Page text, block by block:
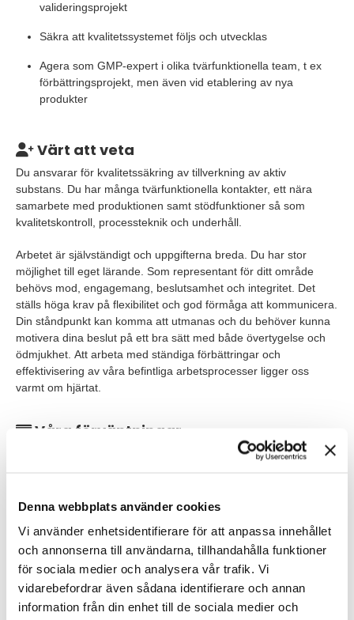
Denna webbplats använder cookies
Vi använder enhetsidentifierare för att anpassa innehållet
och annonserna till användarna, tillhandahålla funktioner
för sociala medier och analysera vår trafik. Vi
vidarebefordrar även sådana identifierare och annan
information från din enhet till de sociala medier och
valideringsprojekt
Säkra att kvalitetssystemet följs och utvecklas
Agera som GMP-expert i olika tvärfunktionella team, t ex
förbättringsprojekt, men även vid etablering av nya
produkter
Värt att veta
Du ansvarar för kvalitetssäkring av tillverkning av aktiv
substans. Du har många tvärfunktionella kontakter, ett nära
samarbete med produktionen samt stödfunktioner så som
kvalitetskontroll, processteknik och underhåll.
Arbetet är självständigt och uppgifterna breda. Du har stor
möjlighet till eget lärande. Som representant för ditt område
behövs mod, engagemang, beslutsamhet och integritet. Det
ställs höga krav på flexibilitet och god förmåga att kommunicera.
Din ståndpunkt kan komma att utmanas och du behöver kunna
motivera dina beslut på ett bra sätt med både övertygelse och
ödmjukhet. Att arbeta med ständiga förbättringar och
effektivisering av våra befintliga arbetsprocesser ligger oss
varmt om hjärtat.
Våra förväntningar
Naturvetenskaplig universitetsexamen om minst 240 hp,
Tidigare erfarenhet av att arbetat med Quality Assurance
Mycket goda kunskaper i svenska och engelska, både i tal
och i skrift.